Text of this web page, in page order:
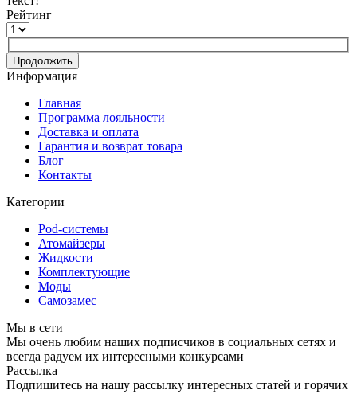
Рейтинг
Продолжить
Информация
Главная
Программа лояльности
Доставка и оплата
Гарантия и возврат товара
Блог
Контакты
Категории
Pod-системы
Атомайзеры
Жидкости
Комплектующие
Моды
Самозамес
Мы в сети
Мы очень любим наших подписчиков в социальных сетях и
всегда радуем их интересными конкурсами
Рассылка
Подпишитесь на нашу рассылку интересных статей и горячих